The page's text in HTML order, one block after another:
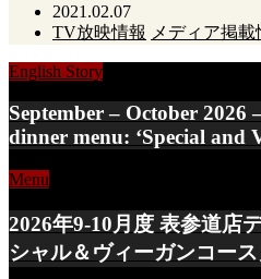
2021.02.07
TV放映情報 メディア掲載
English Story
September – October 2026
dinner menu: ‘Special and
Menu
2026年9-10月度 表参道店
シャル＆ヴィーガンコー